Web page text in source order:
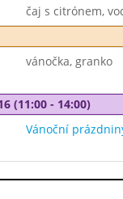
čaj s citrónem,
vánočka, granko
(11:00 - 14:00)
Vánoční